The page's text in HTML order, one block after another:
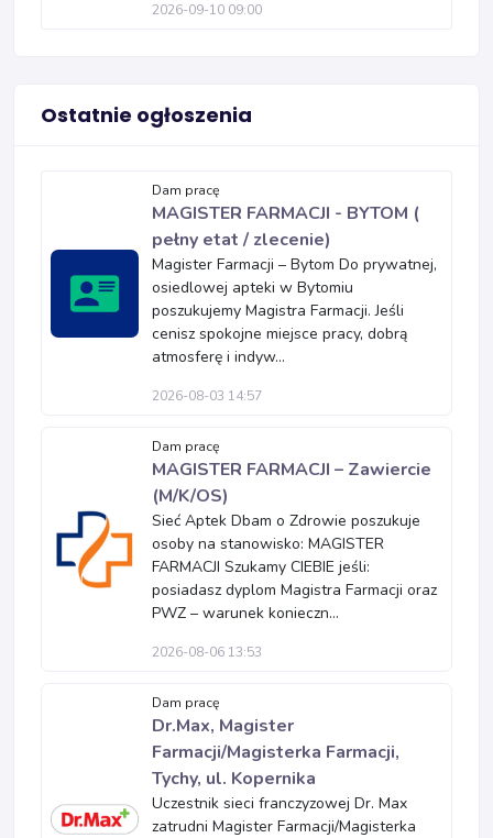
2026-09-10 09:00
Ostatnie ogłoszenia
Dam pracę
MAGISTER FARMACJI - BYTOM (
pełny etat / zlecenie)
Magister Farmacji – Bytom Do prywatnej,
osiedlowej apteki w Bytomiu
poszukujemy Magistra Farmacji. Jeśli
cenisz spokojne miejsce pracy, dobrą
atmosferę i indyw...
2026-08-03 14:57
Dam pracę
MAGISTER FARMACJI – Zawiercie
(M/K/OS)
Sieć Aptek Dbam o Zdrowie poszukuje
osoby na stanowisko: MAGISTER
FARMACJI Szukamy CIEBIE jeśli:
posiadasz dyplom Magistra Farmacji oraz
PWZ – warunek konieczn...
2026-08-06 13:53
Dam pracę
Dr.Max, Magister
Farmacji/Magisterka Farmacji,
Tychy, ul. Kopernika
Uczestnik sieci franczyzowej Dr. Max
zatrudni Magister Farmacji/Magisterka